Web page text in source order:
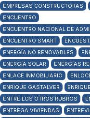
EMPRESAS CONSTRUCTORAS
ENCUENTRO
ENCUENTRO NACIONAL DE
ENCUENTRO SMART
ENERGÍA NO RENOVABLES
ENERGÍA SOLAR
ENERGÍAS
ENLACE INMOBILIARIO
ENRIQUE GASTALVER
ENTRE LOS OTROS RUBROS
ENTREGA VIVIENDAS